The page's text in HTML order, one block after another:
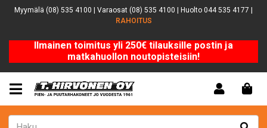
Myymälä (08) 535 4100 | Varaosat (08) 535 4100 | Huolto 044 535 4177 |
RAHOITUS
Ilmainen toimitus yli 250€ tilauksille postin ja
matkahuollon noutopisteisiin!